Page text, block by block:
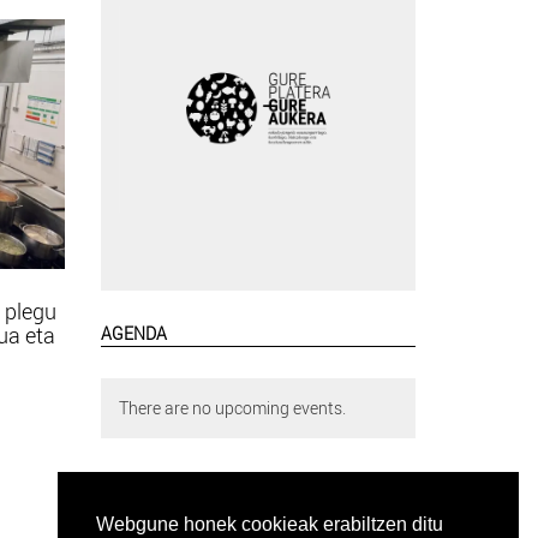
Webgune honek cookieak erabiltzen ditu
eta
AGENDA
There are no upcoming events.